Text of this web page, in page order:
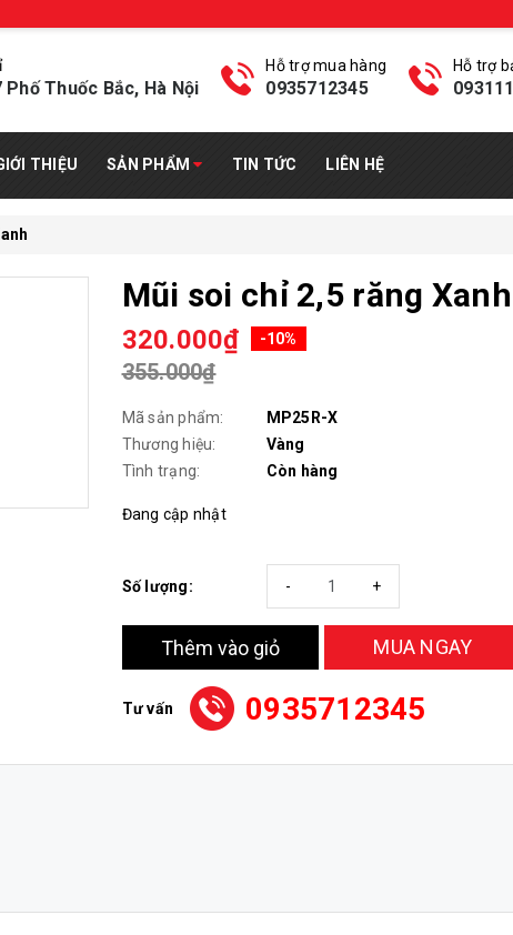
Phố Thuốc Bắc, Hà Nội
Hỗ trợ mua hàng
0935712345
Hỗ trợ
THIỆU SẢN PHẨM TIN TỨC LIÊN HỆ
Mũi soi chỉ 2,5 răng Xanh
320.000₫ -10%
355.000₫
Mã sản phẩm:
MP25R-X
Thương hiệu:
Vàng
Tình trạng:
Còn hàng
Đang cập nhật
Số lượng: +
-
Thêm vào giỏ MUA NGAY
Tư vấn 0935712345